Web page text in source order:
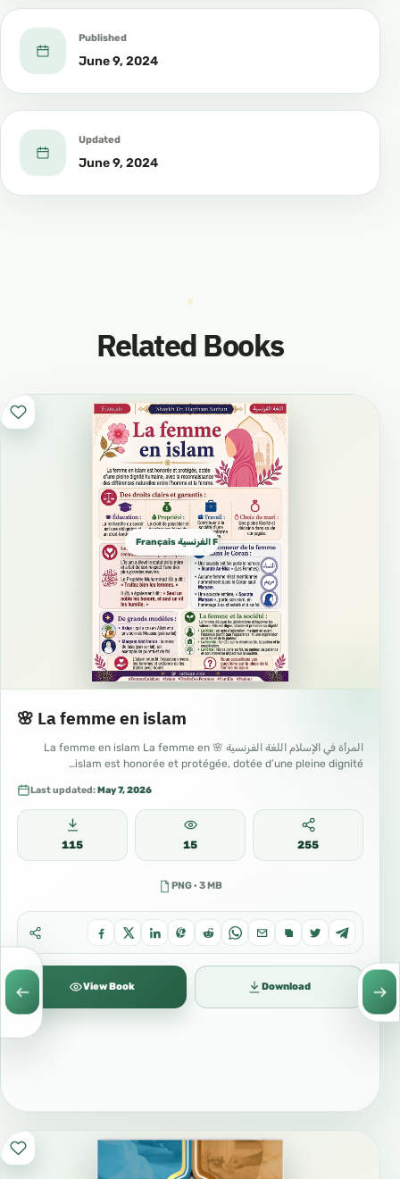
Published
June 9, 2024
Updated
June 9, 2024
Related Books
Français الفرنسية French
🌸 La femme en islam
المرأة في الإسلام اللغة الفرنسية 🌸 La femme en islam La femme en
islam est honorée et protégée, dotée d’une pleine dignité…
Last updated:May 7, 2026
115 15 255
PNG · 3 MB
View Book Download